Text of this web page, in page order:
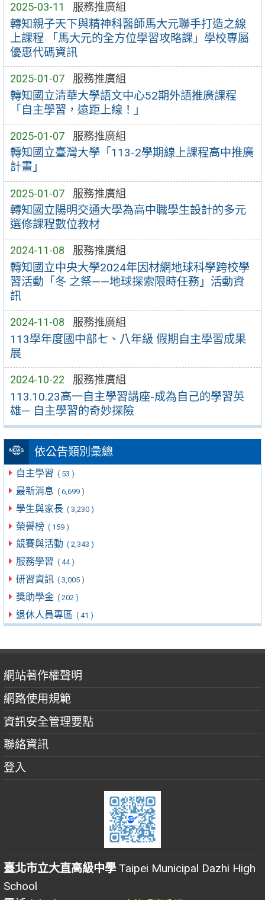
2025-03-11 服務推廣組
轉知親子天下與精神科醫師馬大元聯手打造之線
上課程 「馬大元的全方位學習攻略課」學校專屬
優惠代碼資訊
2025-01-07 服務推廣組
轉知國立清華大學語文中心52期外語推廣課程
「自主學習，遠距上線！」
2025-01-07 服務推廣組
轉知國立臺灣大學「113-2學期線上課程高中推廣
計畫」
2025-01-07 服務推廣組
轉知國立陽明交通大學為高中職學生設計的多元
選修課程數位教材
2024-11-08 服務推廣組
轉知國立中央大學2024年因材網地球科學跨校學
習活動「冬 之祭——地球探索限時任務」活動資
訊
2024-11-08 服務推廣組
113學年度國中部七、八年級 假期自主學習成果
展
2024-10-22 服務推廣組
113.10.23高一自主學習講座-成為自己的學習英
雄— 自主學習的奇妙探險
依公告類別彙總
自主學習 ( 53 )
最新消息 ( 6,699 )
學生與家長 ( 3,230 )
榮譽榜 ( 159 )
競賽與活動 ( 2,343 )
服務學習 ( 44 )
研習資訊 ( 3,005 )
獎助學金 ( 202 )
退休人員專區 ( 41 )
網站著作權聲明
網路使用規範
資訊安全管理要點
聯絡資訊
登入
臺北市立大直高級中學 Taipei Municipal Dazhi High
School